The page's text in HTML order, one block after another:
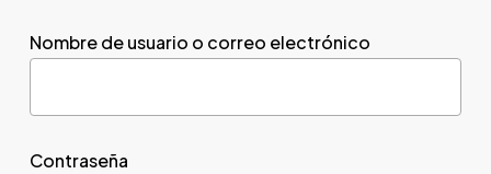
Nombre de usuario o correo electrónico
Contraseña